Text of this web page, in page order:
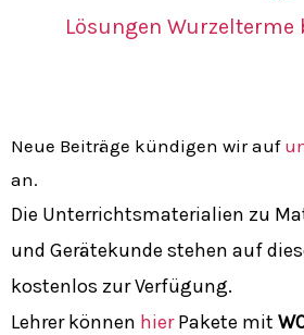
Lösungen Wurzelterme
Neue Beiträge kündigen wir auf
an.
Die Unterrichtsmaterialien zu
und Gerätekunde stehen auf
kostenlos zur Verfügung.
Lehrer können hierPakete mit